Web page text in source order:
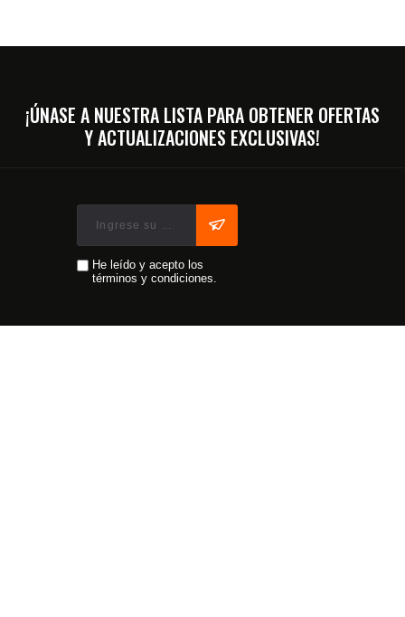
¡ÚNASE A NUESTRA LISTA PARA OBTENER OFERTAS
Y ACTUALIZACIONES EXCLUSIVAS!
He leído y acepto los
términos y condiciones.